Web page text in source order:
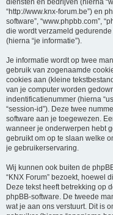
diensten en bedrijven (hierna
“http://www.knx-forum.be”) en
software”, “www.phpbb.com”,
die wordt verzameld
(hierna “je informatie”).
Je informatie wordt op twee
gebruik van zogenaamde
cookies aan (kleine
van je computer worden
indentificatienummer (hierna
“session-id”). Deze twee
software aan je toegewezen.
wanneer je onderwerpen hebt
gebruikt om op te slaan welke
je gebruikerservaring.
Wij kunnen ook buiten de
“KNX Forum” bezoekt, hoewel
Deze tekst heeft betrekking op
phpBB-software. De tweede
wat je aan ons verstuurt. Dit is